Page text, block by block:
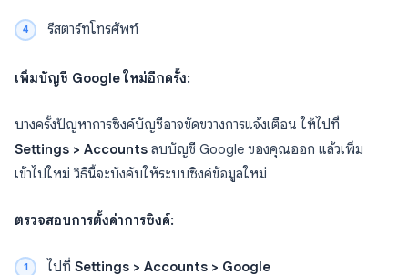
รีสตาร์ทโทรศัพท์
เพิ่มบัญชี Google ใหม่อีกครั้ง:
บางครั้งปัญหาการซิงค์บัญชีอาจขัดขวางการแจ้งเตือน ให้ไปที่
Settings > Accounts ลบบัญชี Google ของคุณออก แล้วเพิ่ม
เข้าไปใหม่ วิธีนี้จะบังคับให้ระบบซิงค์ข้อมูลใหม่
ตรวจสอบการตั้งค่าการซิงค์:
ไปที่ Settings > Accounts > Google